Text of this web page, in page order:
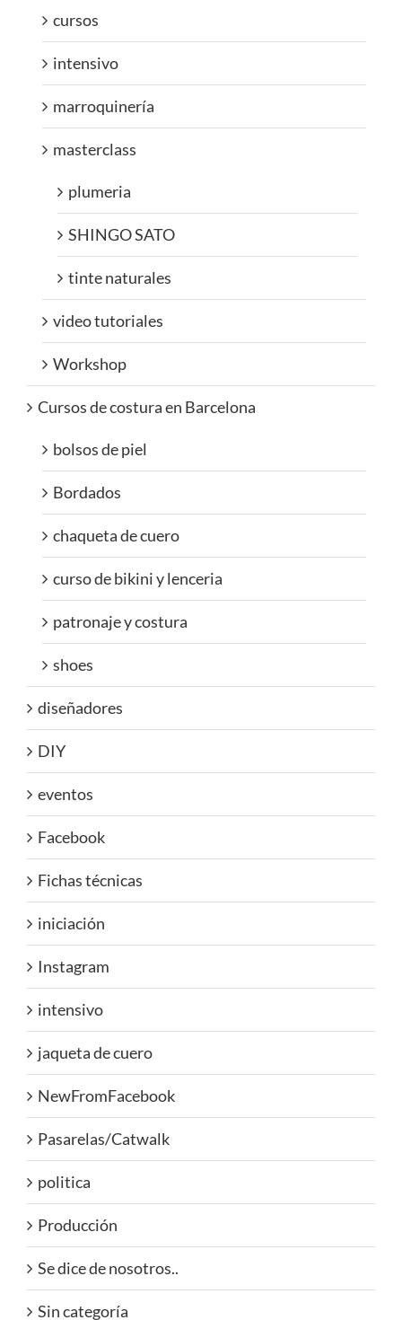
cursos
intensivo
marroquinería
masterclass
plumeria
SHINGO SATO
tinte naturales
video tutoriales
Workshop
Cursos de costura en Barcelona
bolsos de piel
Bordados
chaqueta de cuero
curso de bikini y lenceria
patronaje y costura
shoes
diseñadores
DIY
eventos
Facebook
Fichas técnicas
iniciación
Instagram
intensivo
jaqueta de cuero
NewFromFacebook
Pasarelas/Catwalk
politica
Producción
Se dice de nosotros..
Sin categoría